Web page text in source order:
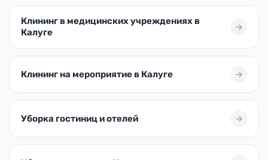
Клининг в медицинских учреждениях в
Калуге
Клининг на мероприятие в Калуге
Уборка гостиниц и отелей